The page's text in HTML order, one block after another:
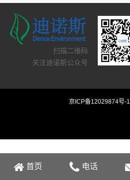
扫描二维码
关注迪诺斯公众号
京ICP备12029874号-1
首页 电话